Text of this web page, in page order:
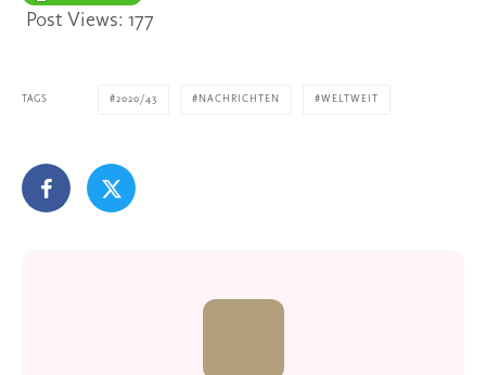
Post Views: 177
TAGS 2020/43 NACHRICHTEN WELTWEIT